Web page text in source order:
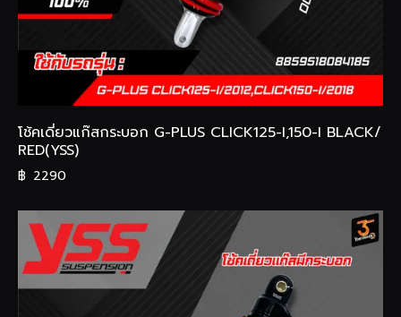
โช้คเดี่ยวแก๊สกระบอก G-PLUS CLICK125-I,150-I BLACK/
RED(YSS)
฿ 2290